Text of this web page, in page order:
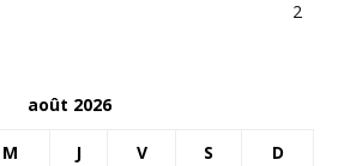
2
août 2026
M J V S D